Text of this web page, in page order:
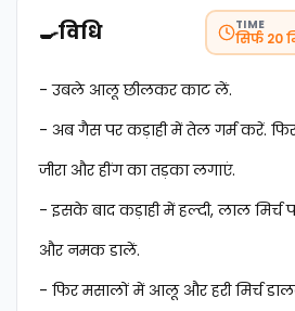
🍳विधि TIME
सिर्फ 20
- उबले आलू छीलकर काट लें.
- अब गैस पर कड़ाही में तेल गर्म करें.
जीरा और हींग का तड़का लगाएं.
- इसके बाद कड़ाही में हल्दी, लाल मिर्च
और नमक डालें.
- फिर मसालों में आलू और हरी मिर्च